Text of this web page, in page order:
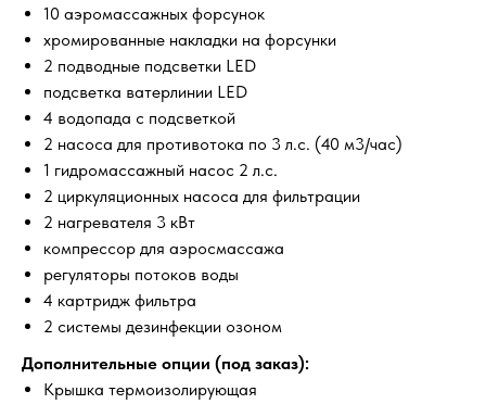
10 аэромассажных форсунок
хромированные накладки на форсунки
2 подводные подсветки LED
подсветка ватерлинии LED
4 водопада с подсветкой
2 насоса для противотока по 3 л.с. (40 м3/час)
1 гидромассажный насос 2 л.с.
2 циркуляционных насоса для фильтрации
2 нагревателя 3 кВт
компрессор для аэросмассажа
регуляторы потоков воды
4 картридж фильтра
2 системы дезинфекции озоном
Дополнительные опции (под заказ):
Крышка термоизолирующая